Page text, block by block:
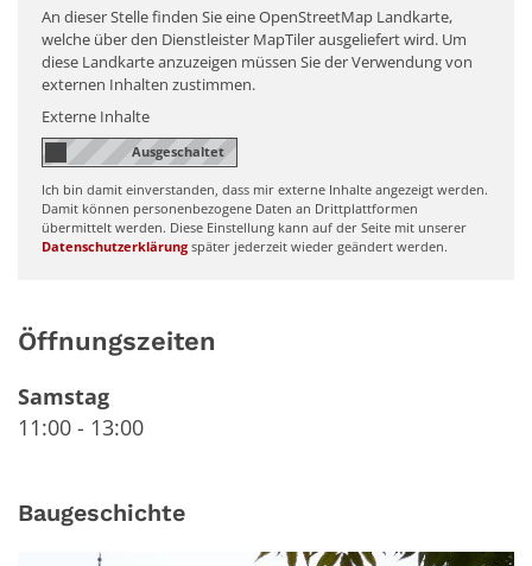
An dieser Stelle finden Sie eine OpenStreetMap Landkarte,
welche über den Dienstleister MapTiler ausgeliefert wird. Um
diese Landkarte anzuzeigen müssen Sie der Verwendung von
externen Inhalten zustimmen.
Externe Inhalte
Ich bin damit einverstanden, dass mir externe Inhalte angezeigt werden.
Damit können personenbezogene Daten an Drittplattformen
übermittelt werden. Diese Einstellung kann auf der Seite mit unserer
Datenschutzerklärung später jederzeit wieder geändert werden.
Öffnungszeiten
Samstag
11:00 - 13:00
Baugeschichte